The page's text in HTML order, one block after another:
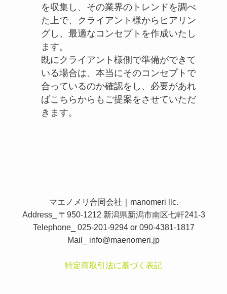
を収集し、その業界のトレンドを調べ
た上で、クライアント様からヒアリン
グし、最適なコンセプトを作成いたし
ます。
既にクライアント様側で準備ができて
いる場合は、本当にそのコンセプトで
合っているのか確認をし、必要があれ
ばこちらからもご提案をさせていただ
きます。
マエノメリ合同会社｜manomeri llc.
Address_ 〒950-1212 新潟県新潟市南区七軒241-3
Telephone_ 025-201-9294 or 090-4381-1817
Mail_ info@maenomeri.jp
特定商取引法に基づく表記